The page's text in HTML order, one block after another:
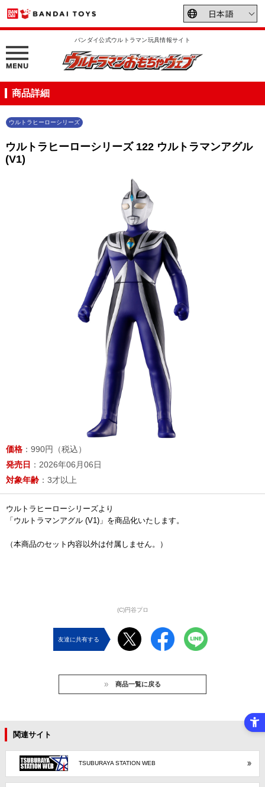
バンダイ公式ウルトラマン玩具情報サイト
商品詳細
ウルトラヒーローシリーズ
ウルトラヒーローシリーズ 122 ウルトラマンアグル
(V1)
価格 ：990円（税込）
発売日 ：2026年06月06日
対象年齢 ：3才以上
ウルトラヒーローシリーズより
「ウルトラマンアグル (V1)」を商品化いたします。
（本商品のセット内容以外は付属しません。）
(C)円谷プロ
友達に共有する
商品一覧に戻る
関連サイト
TSUBURAYA STATION WEB